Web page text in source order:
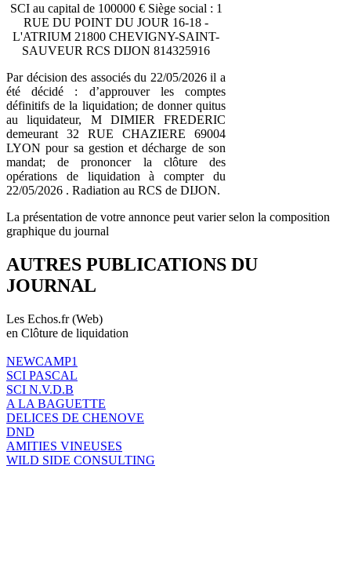
SCI au capital de 100000 € Siège social : 1
RUE DU POINT DU JOUR 16-18 -
L'ATRIUM 21800 CHEVIGNY-SAINT-
SAUVEUR RCS DIJON 814325916
Par décision des associés du 22/05/2026 il a
été décidé : d’approuver les comptes
définitifs de la liquidation; de donner quitus
au liquidateur, M DIMIER FREDERIC
demeurant 32 RUE CHAZIERE 69004
LYON pour sa gestion et décharge de son
mandat; de prononcer la clôture des
opérations de liquidation à compter du
22/05/2026 . Radiation au RCS de DIJON.
La présentation de votre annonce peut varier selon la composition
graphique du journal
AUTRES PUBLICATIONS DU
JOURNAL
Les Echos.fr (Web)
en Clôture de liquidation
NEWCAMP1
SCI PASCAL
SCI N.V.D.B
A LA BAGUETTE
DELICES DE CHENOVE
DND
AMITIES VINEUSES
WILD SIDE CONSULTING